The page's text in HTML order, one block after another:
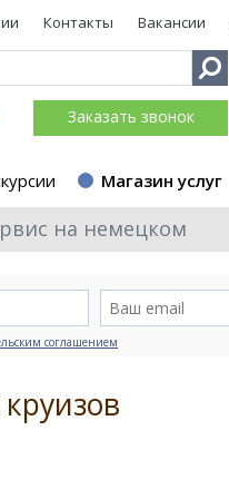
Контакты Вакансии
Заказать звонок
Магазин услуг
на немецком
соглашением